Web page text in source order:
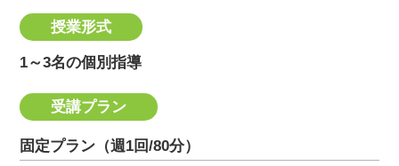
授業形式
1～3名の個別指導
受講プラン
固定プラン（週1回/80分）